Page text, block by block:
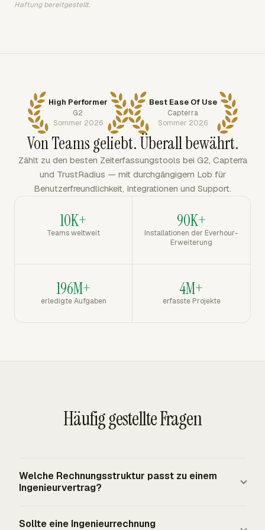
Haftung bereitgestellt.
High Performer
G2
Sommer 2026
Best Ease Of Use
Capterra
Sommer 2026
Von Teams geliebt. Überall bewährt.
Zählt zu den besten Zeiterfassungstools bei G2, Capterra
und TrustRadius — mit durchgängigem Lob für
Benutzerfreundlichkeit, Integrationen und Support.
10K+
Teams weltweit
90K+
Installationen der Everhour-
Erweiterung
196M+
erledigte Aufgaben
4M+
erfasste Projekte
Häufig gestellte Fragen
Welche Rechnungsstruktur passt zu einem
Ingenieurvertrag?
Sollte eine Ingenieurrechnung